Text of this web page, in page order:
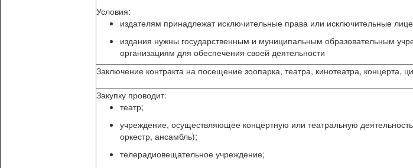
Условия:
издателям принадлежат исключительные права или исключительные
издания нужны государственным и муниципальным образовательным
организациям для обеспечения своей деятельности
Заключение контракта на посещение зоопарка, театра, кинотеатра, концерта,
Закупку проводит:
театр;
учреждение, осуществляющее концертную или театральную
оркестр, ансамбль);
телерадиовещательное учреждение;